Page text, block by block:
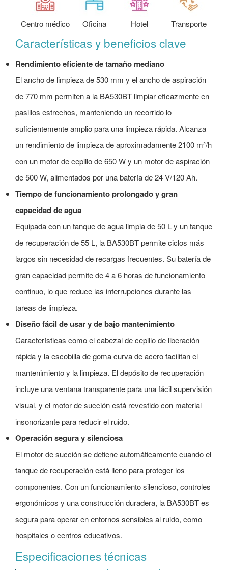
Centro médico Oficina Hotel Transporte
Características y beneficios clave
Rendimiento eficiente de tamaño mediano
El ancho de limpieza de 530 mm y el ancho de aspiración
de 770 mm permiten a la BA530BT limpiar eficazmente en
pasillos estrechos, manteniendo un recorrido lo
suficientemente amplio para una limpieza rápida. Alcanza
un rendimiento de limpieza de aproximadamente 2100 m²/h
con un motor de cepillo de 650 W y un motor de aspiración
de 500 W, alimentados por una batería de 24 V/120 Ah.
Tiempo de funcionamiento prolongado y gran
capacidad de agua
Equipada con un tanque de agua limpia de 50 L y un tanque
de recuperación de 55 L, la BA530BT permite ciclos más
largos sin necesidad de recargas frecuentes. Su batería de
gran capacidad permite de 4 a 6 horas de funcionamiento
continuo, lo que reduce las interrupciones durante las
tareas de limpieza.
Diseño fácil de usar y de bajo mantenimiento
Características como el cabezal de cepillo de liberación
rápida y la escobilla de goma curva de acero facilitan el
mantenimiento y la limpieza. El depósito de recuperación
incluye una ventana transparente para una fácil supervisión
visual, y el motor de succión está revestido con material
insonorizante para reducir el ruido.
Operación segura y silenciosa
El motor de succión se detiene automáticamente cuando el
tanque de recuperación está lleno para proteger los
componentes. Con un funcionamiento silencioso, controles
ergonómicos y una construcción duradera, la BA530BT es
segura para operar en entornos sensibles al ruido, como
hospitales o centros educativos.
Especificaciones técnicas